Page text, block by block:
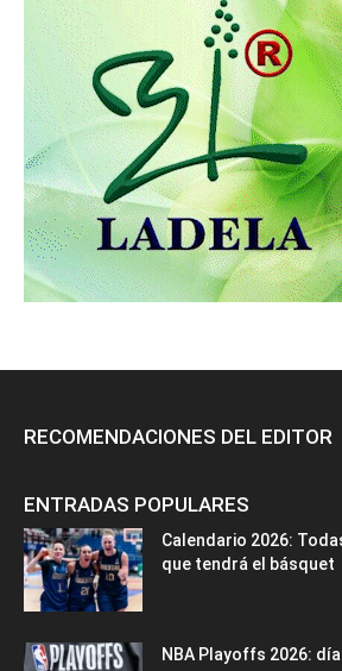
RECOMENDACIONES DEL EDITOR
ENTRADAS POPULARES
Calendario 2026:
que tendrá el básquet
NBA Playoffs 2026: